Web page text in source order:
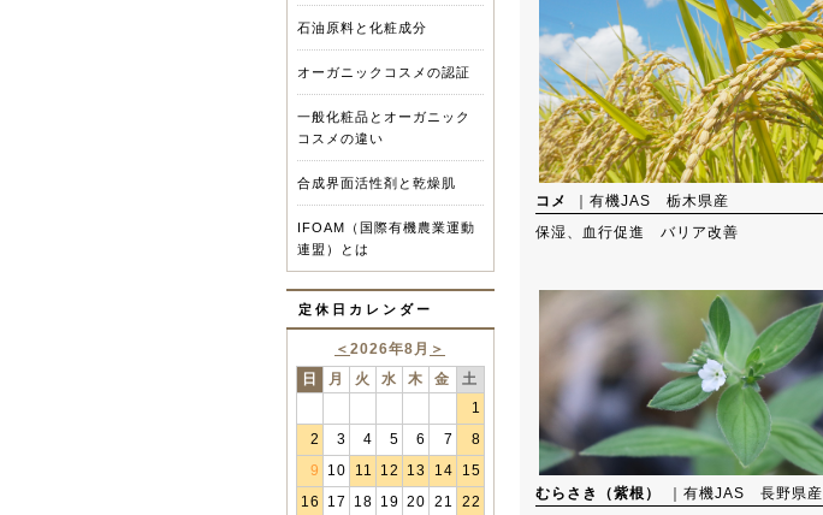
石油原料と化粧成分
オーガニックコスメの認証
一般化粧品とオーガニック
コスメの違い
合成界面活性剤と乾燥肌
IFOAM（国際有機農業運動
連盟）とは
定休日カレンダー
＜ 2026年8月 ＞
日
月 火 水 木 金
土
1
2
3 4 5 6 7
8
9
10 11 12 13 14
15
16
17 18 19 20 21
22
コメ
｜有機JAS 栃木県産
保湿、血行促進 バリア改善
むらさき（紫根）
｜有機JAS 長野県産